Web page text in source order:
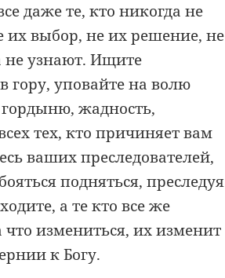
даже те, кто никогда не
их выбор, не их решение, не
не узнают. Ищите
гору, уповайте на волю
жадность,
тех, кто причиняет вам
ваших преследователей,
подняться, преследуя
а те кто все же
измениться, их изменит
к Богу.